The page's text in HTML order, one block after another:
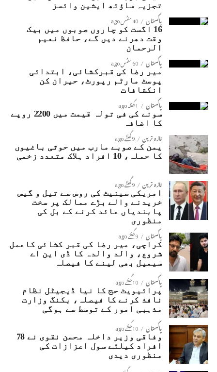
تجزیہ ساؤتھ ایشین وائسز
پاکستان 40 منٹس ago
16 اگست کو چاروں صوبوں میں بیک
وقت دھرنے دیں گے، حافظ نعیم
الرحمان
پاکستان 60 منٹس ago
میر رضا کی قبرکشائی، ابتدائی
پوسٹ مارٹم رپورٹ، حیران کن
انکشافات
پاکستان 1 گھنٹہ ago
سونے کی فی تولہ قیمت میں 2200 روپے
کا اضافہ
تازہ ترین 9 گھنٹے ago
یمن کے صوبے مارب میں حوثی باغیوں
کا حملہ، 10 افراد ہلاک متعدد زخمی
تازہ ترین 9 گھنٹے ago
امریکی سینیٹ کی روس سے تیل و گیس
خریدنے والے بڑے ممالک پر سخت
پابندیاں عائد کرنے کے بل کی
منظوری
پاکستان 9 گھنٹے ago
کراچی، میر رضا کی قبر کشائی کاعمل
شروع، والد والدہ کا ڈی این اے
سیمپل بھی لینے کا فیصلہ
پاکستان 10 گھنٹے ago
پرائیویٹ حج کا نیا ڈیجیٹل نظام
نافذ کرنے کا فیصلہ، بکنگ وزارت
مذہبی امور کے توسط سے ہوگی
پاکستان 10 گھنٹے ago
وفاقی وزیر داخلہ محسن نقوی نے 78
افراد کیلئے سول اعزازات کی
منظوری دیدی